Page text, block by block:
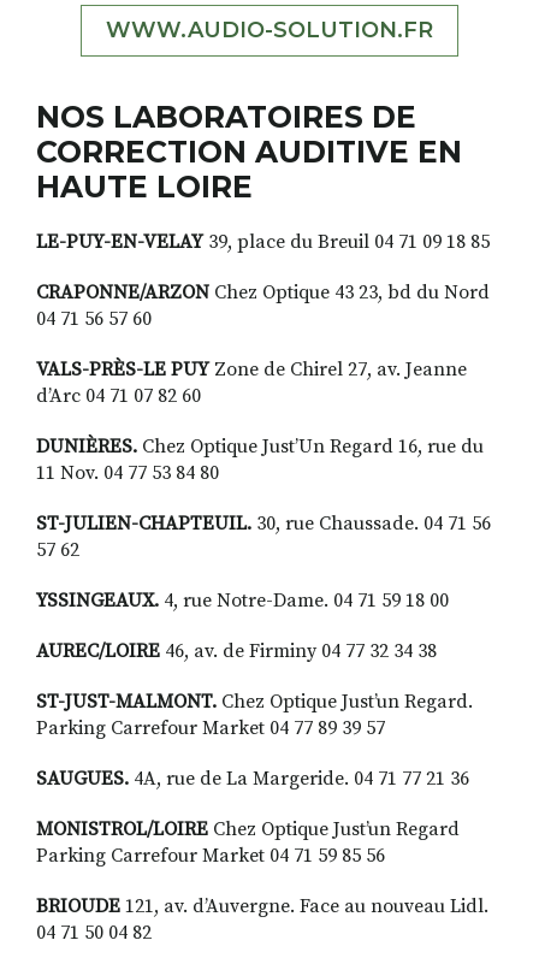
WWW.AUDIO-SOLUTION.FR
NOS LABORATOIRES DE
CORRECTION AUDITIVE EN
HAUTE LOIRE
LE-PUY-EN-VELAY39, place du Breuil 04 71 09 18 85
CRAPONNE/ARZON Chez Optique 43 23, bd du Nord
04 71 56 57 60
VALS-PRÈS-LE PUYZone de Chirel 27, av. Jeanne
d’Arc 04 71 07 82 60
DUNIÈRES. Chez Optique Just’Un Regard 16, rue du
11 Nov. 04 77 53 84 80
ST-JULIEN-CHAPTEUIL. 30, rue Chaussade. 04 71 56
57 62
YSSINGEAUX. 4, rue Notre-Dame. 04 71 59 18 00
AUREC/LOIRE 46, av. de Firminy 04 77 32 34 38
ST-JUST-MALMONT. Chez Optique Just’un Regard.
Parking Carrefour Market 04 77 89 39 57
SAUGUES. 4A, rue de La Margeride. 04 71 77 21 36
MONISTROL/LOIRE Chez Optique Just’un Regard
Parking Carrefour Market 04 71 59 85 56
BRIOUDE 121, av. d’Auvergne. Face au nouveau Lidl.
04 71 50 04 82